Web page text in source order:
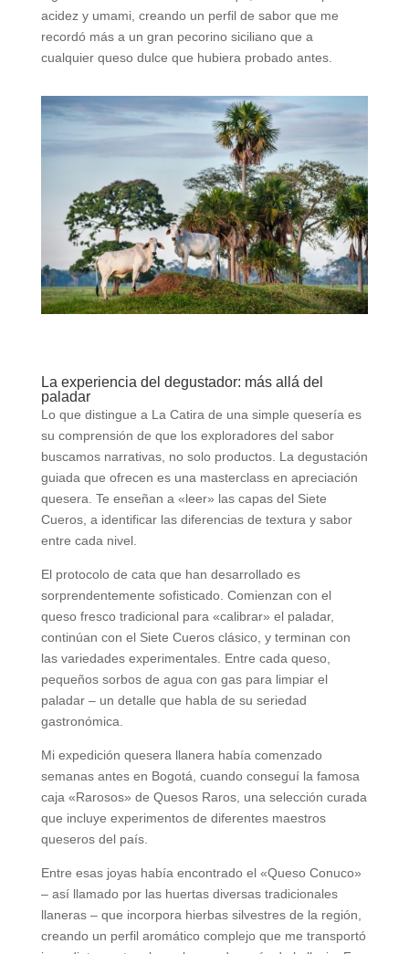
acidez y umami, creando un perfil de sabor que me
recordó más a un gran pecorino siciliano que a
cualquier queso dulce que hubiera probado antes.
La experiencia del degustador: más allá del
paladar
Lo que distingue a La Catira de una simple quesería es
su comprensión de que los exploradores del sabor
buscamos narrativas, no solo productos. La degustación
guiada que ofrecen es una masterclass en apreciación
quesera. Te enseñan a «leer» las capas del Siete
Cueros, a identificar las diferencias de textura y sabor
entre cada nivel.
El protocolo de cata que han desarrollado es
sorprendentemente sofisticado. Comienzan con el
queso fresco tradicional para «calibrar» el paladar,
continúan con el Siete Cueros clásico, y terminan con
las variedades experimentales. Entre cada queso,
pequeños sorbos de agua con gas para limpiar el
paladar – un detalle que habla de su seriedad
gastronómica.
Mi expedición quesera llanera había comenzado
semanas antes en Bogotá, cuando conseguí la famosa
caja «Rarosos» de Quesos Raros, una selección curada
que incluye experimentos de diferentes maestros
queseros del país.
Entre esas joyas había encontrado el «Queso Conuco»
– así llamado por las huertas diversas tradicionales
llaneras – que incorpora hierbas silvestres de la región,
creando un perfil aromático complejo que me transportó